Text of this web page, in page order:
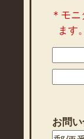
＊モ
ます
お問